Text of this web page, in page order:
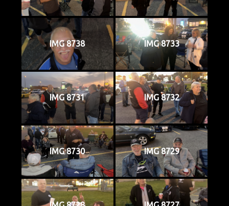
IMG 8738 IMG 8733
IMG 8731 IMG 8732
IMG 8730 IMG 8729